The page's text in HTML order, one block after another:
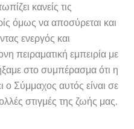
κανείς τις
όμως να αποσύρεται και
ενεργός και
πειραματική εμπειρία με
στο συμπέρασμα ότι η
ο Σύμμαχος αυτός είναι σε
στιγμές της ζωής μας.